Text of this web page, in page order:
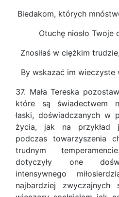
Biedakom, których
Otuchę niosło Twoje
Znosiłaś w ciężkim
By wskazać im wieczyste
37. Mała Tereska
które są świadectwem
łaski, doświadczanych w
życia, jak na przykład
podczas towarzyszenia
trudnym
dotyczyły one
intensywnego
najbardziej zwyczajnych